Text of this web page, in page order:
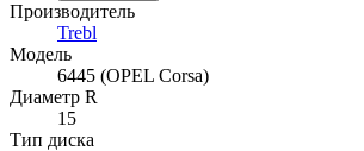
Производитель
Trebl
Модель
6445 (OPEL Corsa)
Диаметр R
15
Тип диска